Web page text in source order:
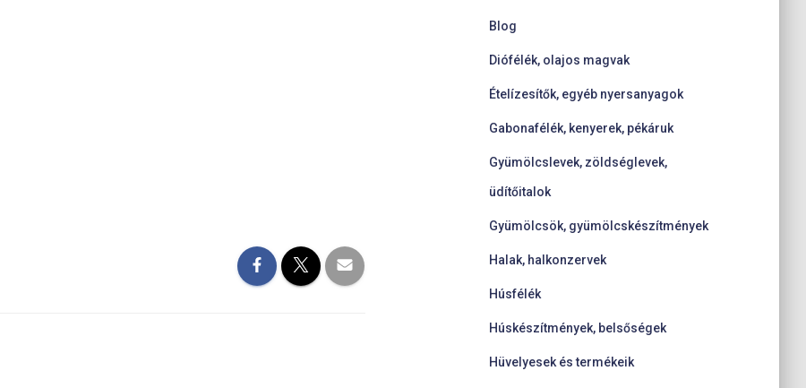
Blog
Diófélék, olajos magvak
Ételízesítők, egyéb nyersanyagok
Gabonafélék, kenyerek, pékáruk
Gyümölcslevek, zöldséglevek,
üdítőitalok
Gyümölcsök, gyümölcskészítmények
Halak, halkonzervek
Húsfélék
Húskészítmények, belsőségek
Hüvelyesek és termékeik